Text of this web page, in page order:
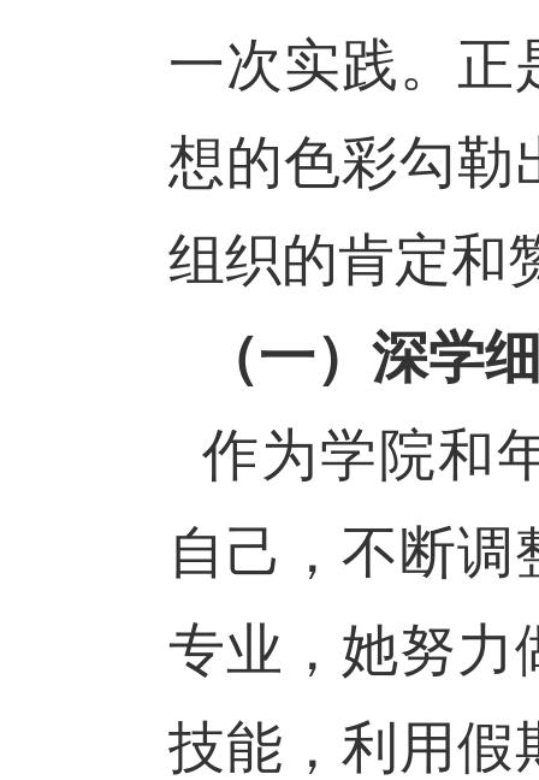
一次实践。正
想的色彩勾勒
组织的肯定和
（一）深学
作为学院和
自己，不断
专业，她努力
技能，利用假